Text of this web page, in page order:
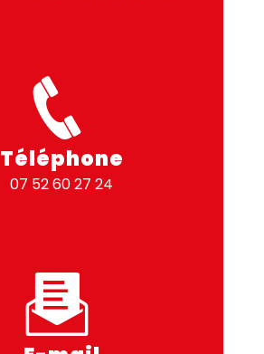
Téléphone
07 52 60 27 24